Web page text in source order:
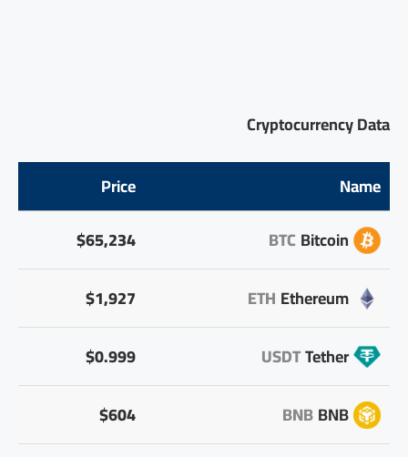
Cryptocurrency Data
Name
Price
Bitcoin
BTC
$65,234
Ethereum
ETH
$1,927
Tether
USDT
$0.999
BNB
BNB
$604